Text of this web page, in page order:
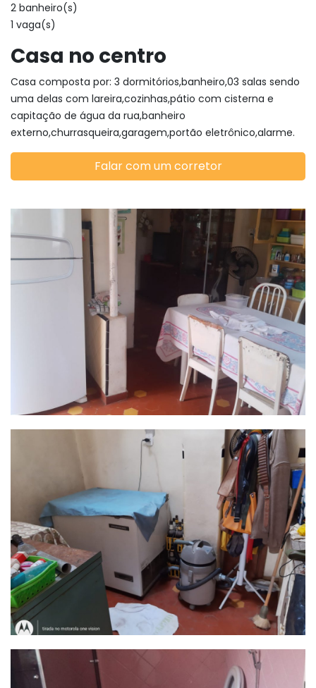
2 banheiro(s)
1 vaga(s)
Casa no centro
Casa composta por: 3 dormitórios,banheiro,03 salas sendo
uma delas com lareira,cozinhas,pátio com cisterna e
capitação de água da rua,banheiro
externo,churrasqueira,garagem,portão eletrônico,alarme.
Falar com um corretor